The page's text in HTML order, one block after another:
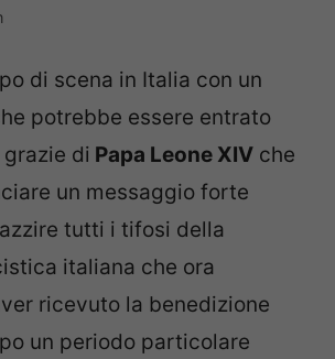
di scena in Italia con un
potrebbe essere entrato
di Papa Leone XIV che
un messaggio forte
tutti i tifosi della
italiana che ora
ricevuto la benedizione
un periodo particolare